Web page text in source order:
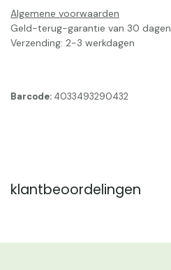
Algemene voorwaarden
Geld-terug-garantie van 30 dagen
Verzending: 2-3 werkdagen
Barcode: 4033493290432
klantbeoordelingen